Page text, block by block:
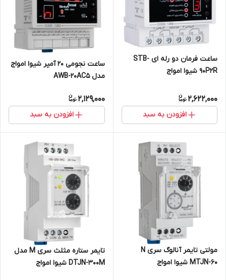
ساعت فرمان دو رله ای STB-
90P2R شیوا امواج
2,622,000
افزودن به سبد
ساعت نجومی 20 آمپر شیوا امواج
مدل AWB-20AC5
2,129,000
افزودن به سبد
مولتی تایمر آنالوگ سری N
MTJN-60 شیوا امواج
تایمر ستاره مثلث سری M مدل
DTJN-300M شیوا امواج